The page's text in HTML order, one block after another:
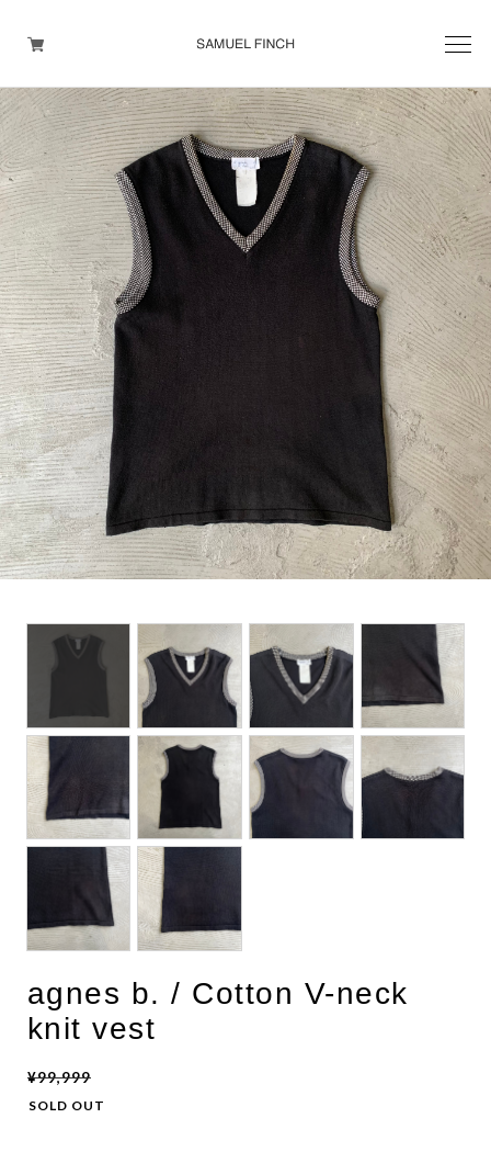
Men's
Maison Martin Margiela
Helmut Lang
Yohji Yamamoto
Other brands
TOPS
OUTER WEAR
BOTTOMS
DESIGNERS ARCHIVES
agnes b. / Cotton V-neck
knit vest
¥99,999
SOLD OUT